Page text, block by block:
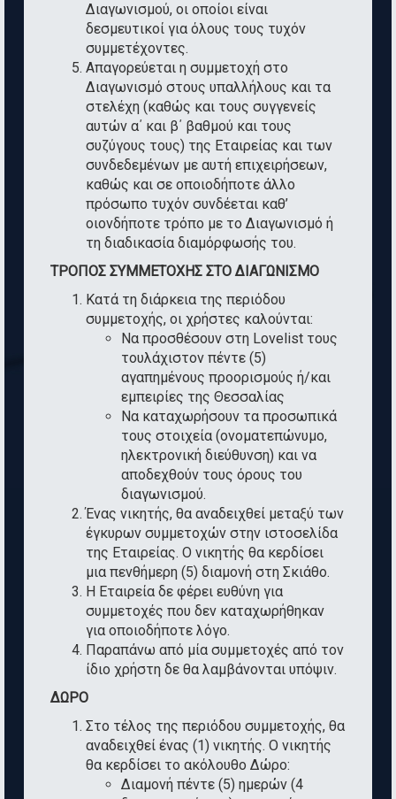
Διαγωνισμού, οι οποίοι είναι
δεσμευτικοί για όλους τους τυχόν
συμμετέχοντες.
Απαγορεύεται η συμμετοχή στο
Διαγωνισμό στους υπαλλήλους και τα
στελέχη (καθώς και τους συγγενείς
αυτών α΄ και β΄ βαθμού και τους
συζύγους τους) της Εταιρείας και των
συνδεδεμένων με αυτή επιχειρήσεων,
καθώς και σε οποιοδήποτε άλλο
πρόσωπο τυχόν συνδέεται καθ’
οιονδήποτε τρόπο με το Διαγωνισμό ή
τη διαδικασία διαμόρφωσής του.
ΤΡΟΠΟΣ ΣΥΜΜΕΤΟΧΗΣ ΣΤΟ ΔΙΑΓΩΝΙΣΜΟ
Κατά τη διάρκεια της περιόδου
συμμετοχής, οι χρήστες καλούνται:
Να προσθέσουν στη Lovelist τους
τουλάχιστον πέντε (5)
αγαπημένους προορισμούς ή/και
εμπειρίες της Θεσσαλίας
Να καταχωρήσουν τα προσωπικά
τους στοιχεία (ονοματεπώνυμο,
ηλεκτρονική διεύθυνση) και να
αποδεχθούν τους όρους του
διαγωνισμού.
Ένας νικητής, θα αναδειχθεί μεταξύ των
έγκυρων συμμετοχών στην ιστοσελίδα
της Εταιρείας. Ο νικητής θα κερδίσει
μια πενθήμερη (5) διαμονή στη Σκιάθο.
Η Εταιρεία δε φέρει ευθύνη για
συμμετοχές που δεν καταχωρήθηκαν
για οποιοδήποτε λόγο.
Παραπάνω από μία συμμετοχές από τον
ίδιο χρήστη δε θα λαμβάνονται υπόψιν.
ΔΩΡΟ
Στο τέλος της περιόδου συμμετοχής, θα
αναδειχθεί ένας (1) νικητής. Ο νικητής
θα κερδίσει το ακόλουθο Δώρο:
Διαμονή πέντε (5) ημερών (4